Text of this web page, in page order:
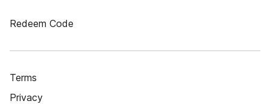
Redeem Code
Terms
Privacy